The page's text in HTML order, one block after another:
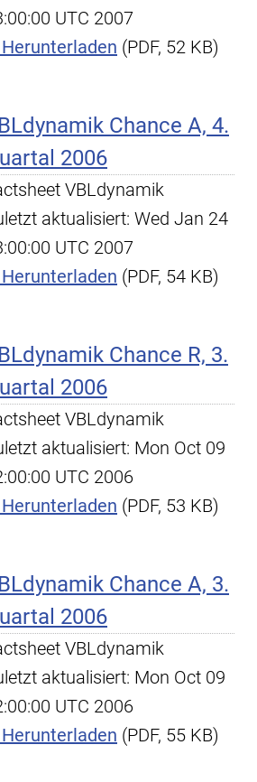
UTC 2007
Herunterladen (PDF, 52 KB)
Chance A, 4.
2006
VBLdynamik
aktualisiert: Wed Jan 24
UTC 2007
Herunterladen (PDF, 54 KB)
Chance R, 3.
2006
VBLdynamik
aktualisiert: Mon Oct 09
UTC 2006
Herunterladen (PDF, 53 KB)
Chance A, 3.
2006
VBLdynamik
aktualisiert: Mon Oct 09
UTC 2006
Herunterladen (PDF, 55 KB)